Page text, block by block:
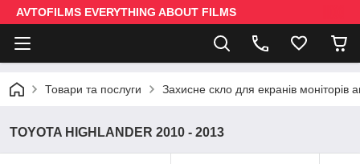
AVTOFILMS EVERYTHING ABOUT FILMS
Товари та послуги Захисне скло для екранів моніторів
TOYOTA HIGHLANDER 2010 - 2013